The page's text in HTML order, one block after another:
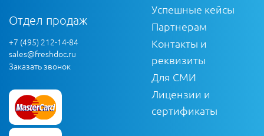
Отдел продаж
+7 (495) 212-14-84
sales@freshdoc.ru
Заказать звонок
Успешные кейсы
Партнерам
Контакты и
реквизиты
Для СМИ
Лицензии и
сертификаты